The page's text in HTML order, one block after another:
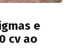
e
cv ao